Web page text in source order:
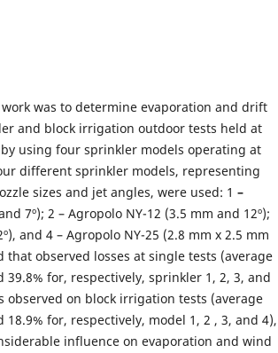
was to determine evaporation and drift
and block irrigation outdoor tests held at
using four sprinkler models operating at
different sprinkler models, representing
sizes and jet angles, were used: 1 –
7º); 2 – Agropolo NY-12 (3.5 mm and 12º);
and 4 – Agropolo NY-25 (2.8 mm x 2.5 mm
that observed losses at single tests (average
39.8% for, respectively, sprinkler 1, 2, 3, and
observed on block irrigation tests (average
18.9% for, respectively, model 1, 2 , 3, and 4),
influence on evaporation and wind